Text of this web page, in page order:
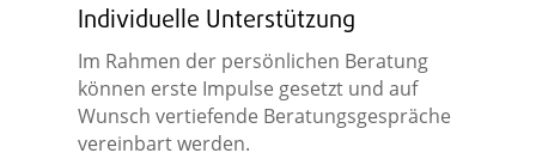
Individuelle Unterstützung
Im Rahmen der persönlichen Beratung
können erste Impulse gesetzt und auf
Wunsch vertiefende Beratungsgespräche
vereinbart werden.